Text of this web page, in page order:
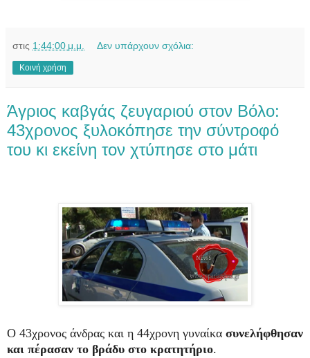
στις 1:44:00 μ.μ. Δεν υπάρχουν σχόλια:
Κοινή χρήση
Άγριος καβγάς ζευγαριού στον Βόλο:
43χρονος ξυλοκόπησε την σύντροφό
του κι εκείνη τον χτύπησε στο μάτι
Ο 43χρονος άνδρας και η 44χρονη γυναίκα συνελήφθησαν
και πέρασαν το βράδυ στο κρατητήριο.